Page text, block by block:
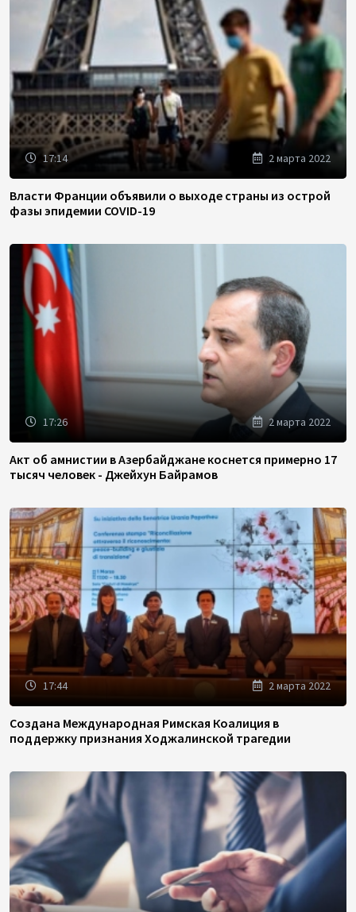
17:14 2 марта 2022
Власти Франции объявили о выходе страны из острой
фазы эпидемии COVID-19
17:26 2 марта 2022
Акт об амнистии в Азербайджане коснется примерно 17
тысяч человек - Джейхун Байрамов
17:44 2 марта 2022
Создана Международная Римская Коалиция в
поддержку признания Ходжалинской трагедии